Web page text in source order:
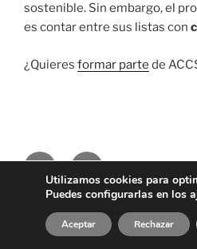
sostenible. Sin embargo, el
es contar entre sus listas con
¿Quieres formar parte de
FacebookCorreo
electrónico
Política de privacidad Funciona
Utilizamos cookies para
Puedes configurarlas en los
Aceptar Rechazar